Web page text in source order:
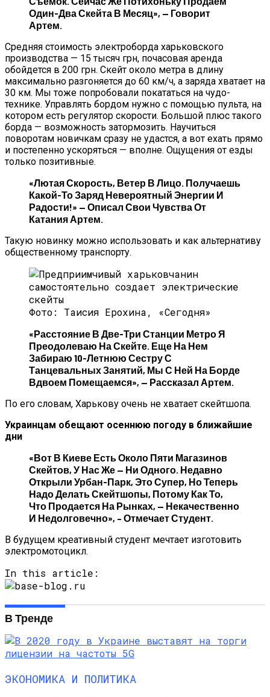
Один-Два Скейта В Месяц», — Говорит
Артем.
Средняя стоимость электроборда харьковского
производства — 15 тысяч грн, почасовая аренда
обойдется в 200 грн. Скейт около метра в длину
максимально разгоняется до 60 км/ч, а заряда хватает на
30 км. Мы тоже попробовали покататься на чудо-
технике. Управлять бордом нужно с помощью пульта, на
котором есть регулятор скорости. Большой плюс такого
борда — возможность затормозить. Научиться
поворотам новичкам сразу не удастся, а вот ехать прямо
и постепенно ускоряться — вполне. Ощущения от езды
только позитивные.
«Лютая Скорость, Ветер В Лицо. Получаешь
Какой-То Заряд Невероятный Энергии И
Радости!» — Описал Свои Чувства От
Катания Артем.
Такую новинку можно использовать и как альтернативу
общественному транспорту.
Фото: Таисия Ерохина, «Сегодня»
«Расстояние В Две-Три Станции Метро Я
Преодолеваю На Скейте. Еще На Нем
Забираю 10-Летнюю Сестру С
Танцевальных Занятий, Мы С Ней На Борде
Вдвоем Помещаемся», — Рассказал Артем.
По его словам, Харькову очень не хватает скейтшопа.
Украинцам обещают осеннюю погоду в ближайшие
дни
«Вот В Киеве Есть Около Пяти Магазинов
Скейтов, У Нас Же — Ни Одного. Недавно
Открыли Урбан-Парк, Это Супер, Но Теперь
Надо Делать Скейтшопы, Потому Как То,
Что Продается На Рынках, — Некачественно
И Недолговечно», – Отмечает Студент.
В будущем креативный студент мечтает изготовить
электромотоцикл.
In this article:
В Тренде
ЭКОНОМИКА И ПОЛИТИКА